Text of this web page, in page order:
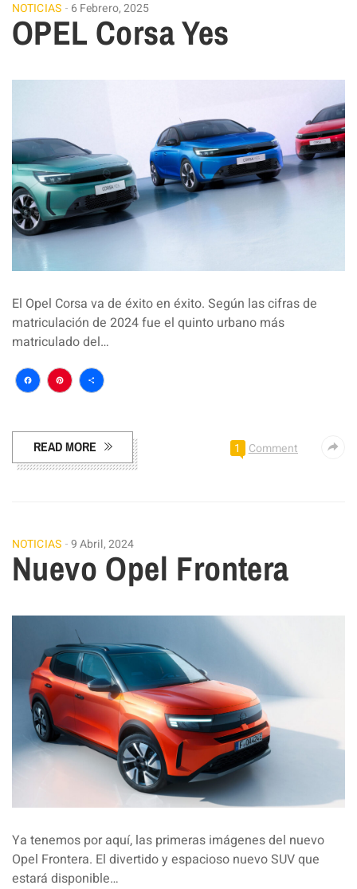
NOTICIAS 6 Febrero, 2025
OPEL Corsa Yes
El Opel Corsa va de éxito en éxito. Según las cifras de
matriculación de 2024 fue el quinto urbano más
matriculado del…
Facebook
Pinterest
Compartir
READ MORE 1 Comment
NOTICIAS 9 Abril, 2024
Nuevo Opel Frontera
Ya tenemos por aquí, las primeras imágenes del nuevo
Opel Frontera. El divertido y espacioso nuevo SUV que
estará disponible…